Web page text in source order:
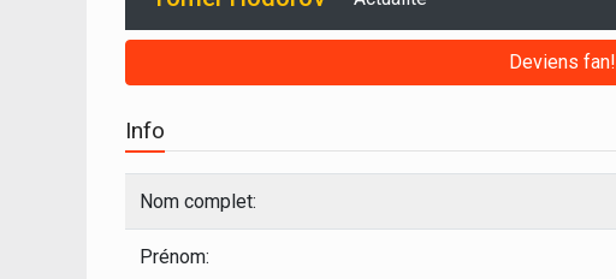
Deviens fan!
Info
Nom complet:
Prénom: